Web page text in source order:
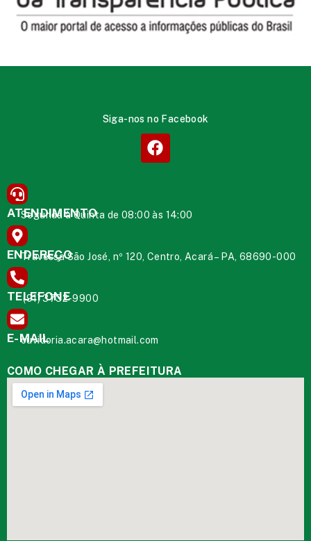
Siga-nos no Facebook
ATENDIMENTO
Segunda à Quinta de 08:00 às 14:00
ENDEREÇO
Travessa São José, nº 120, Centro, Acará – PA, 68690-000
TELEFONE
(91) 3732-9900
E-MAIL
ouvidoria.acara@hotmail.com
COMO CHEGAR À PREFEITURA